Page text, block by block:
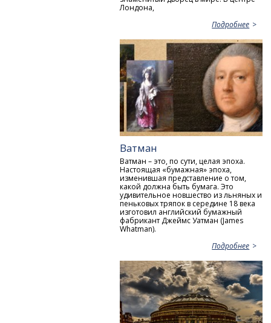
Лондона,
Подробнее
Ватман
Ватман – это, по сути, целая эпоха.
Настоящая «бумажная» эпоха,
изменившая представление о том,
какой должна быть бумага. Это
удивительное новшество из льняных и
пеньковых тряпок в середине 18 века
изготовил английский бумажный
фабрикант Джеймс Уатман (James
Whatman).
Подробнее